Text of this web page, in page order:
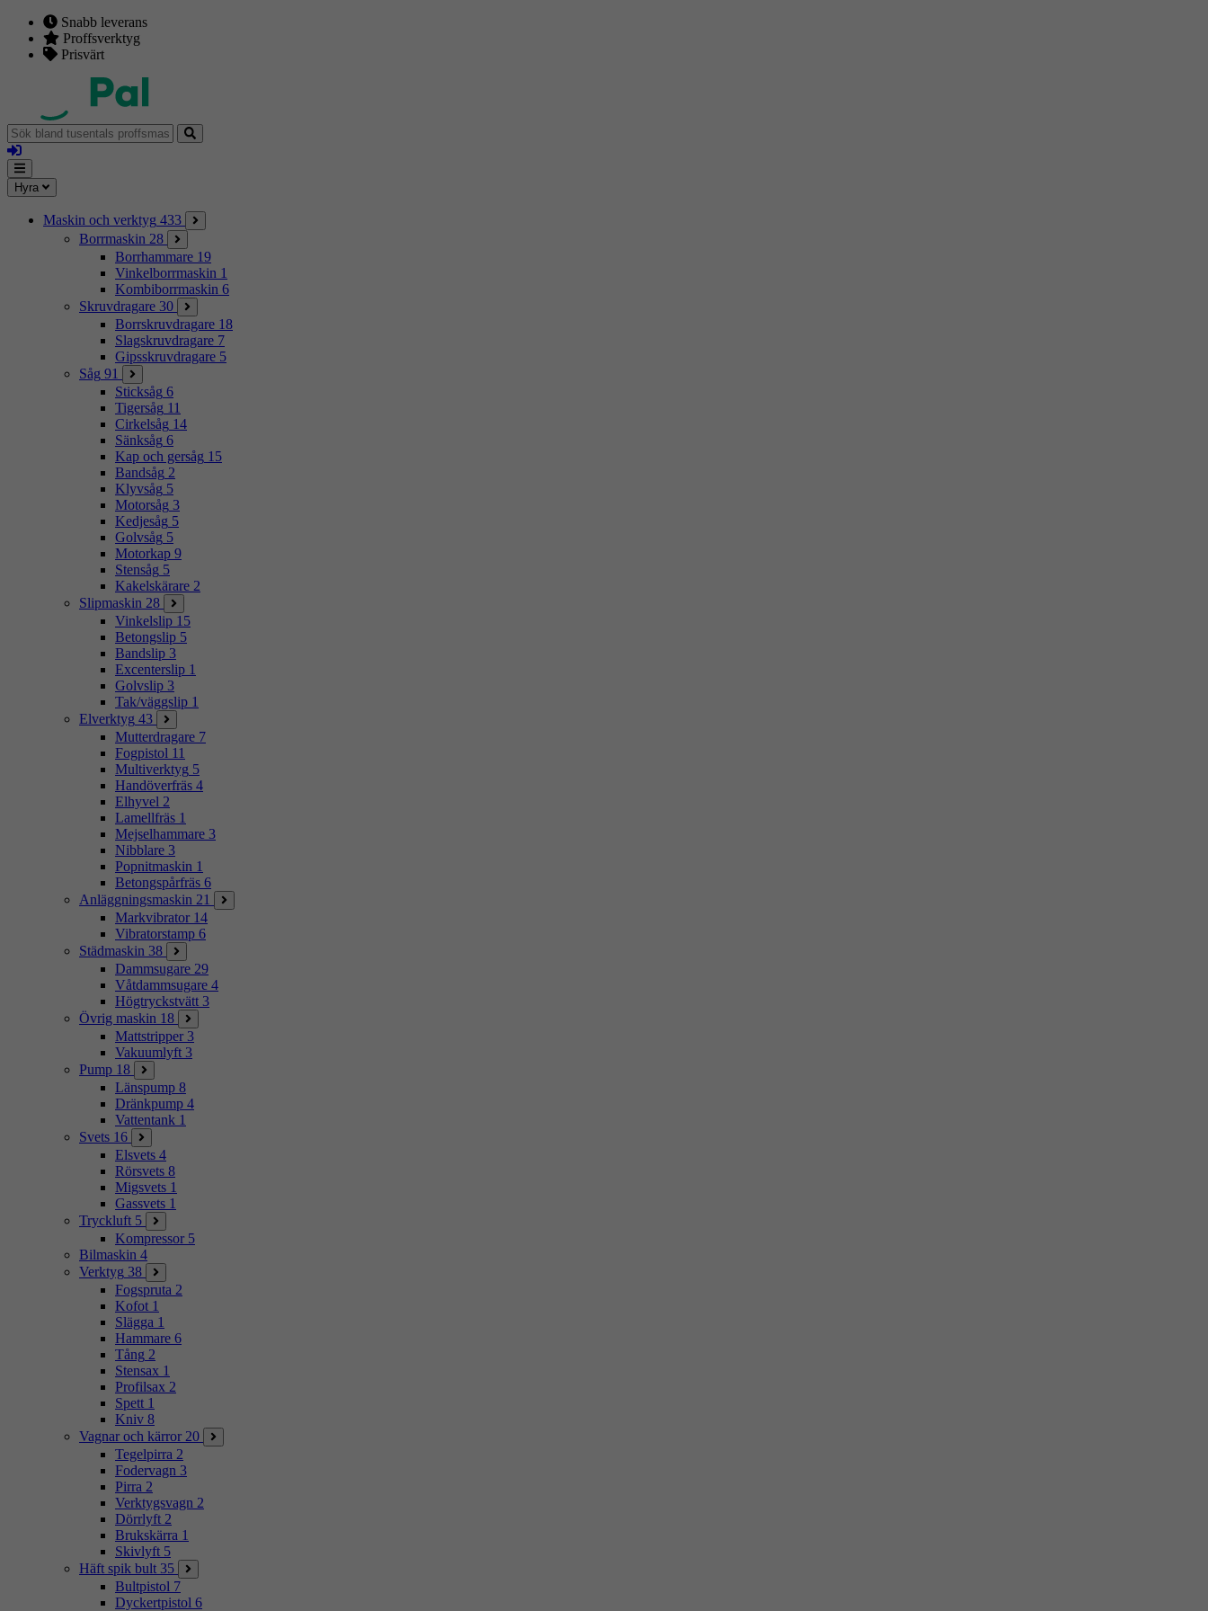
Snabb leverans
Proffsverktyg
Prisvärt
Sök
bland
tusentals
proffsmaskiner
Logga
in
Mina
sidor
Meny
Hyra
Maskin och verktyg 433
Borrmaskin 28
Borrhammare 19
Vinkelborrmaskin 1
Kombiborrmaskin 6
Skruvdragare 30
Borrskruvdragare 18
Slagskruvdragare 7
Gipsskruvdragare 5
Såg 91
Sticksåg 6
Tigersåg 11
Cirkelsåg 14
Sänksåg 6
Kap och gersåg 15
Bandsåg 2
Klyvsåg 5
Motorsåg 3
Kedjesåg 5
Golvsåg 5
Motorkap 9
Stensåg 5
Kakelskärare 2
Slipmaskin 28
Vinkelslip 15
Betongslip 5
Bandslip 3
Excenterslip 1
Golvslip 3
Tak/väggslip 1
Elverktyg 43
Mutterdragare 7
Fogpistol 11
Multiverktyg 5
Handöverfräs 4
Elhyvel 2
Lamellfräs 1
Mejselhammare 3
Nibblare 3
Popnitmaskin 1
Betongspårfräs 6
Anläggningsmaskin 21
Markvibrator 14
Vibratorstamp 6
Städmaskin 38
Dammsugare 29
Våtdammsugare 4
Högtryckstvätt 3
Övrig maskin 18
Mattstripper 3
Vakuumlyft 3
Pump 18
Länspump 8
Dränkpump 4
Vattentank 1
Svets 16
Elsvets 4
Rörsvets 8
Migsvets 1
Gassvets 1
Tryckluft 5
Kompressor 5
Bilmaskin 4
Verktyg 38
Fogspruta 2
Kofot 1
Slägga 1
Hammare 6
Tång 2
Stensax 1
Profilsax 2
Spett 1
Kniv 8
Vagnar och kärror 20
Tegelpirra 2
Fodervagn 3
Pirra 2
Verktygsvagn 2
Dörrlyft 2
Brukskärra 1
Skivlyft 5
Häft spik bult 35
Bultpistol 7
Dyckertpistol 6